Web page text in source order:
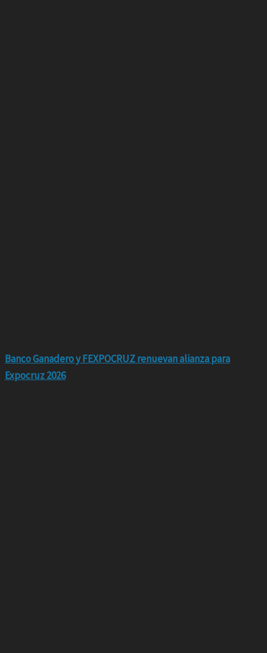
Banco Ganadero y FEXPOCRUZ renuevan alianza para
Expocruz 2026